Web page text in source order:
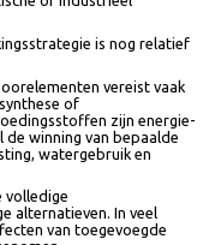
B2), calcium, ijzer,
consumenten een
bieden, worden deze
of industrieel
is nog
vereist
synthese of
zijn
de winning van bepaalde
watergebruik en